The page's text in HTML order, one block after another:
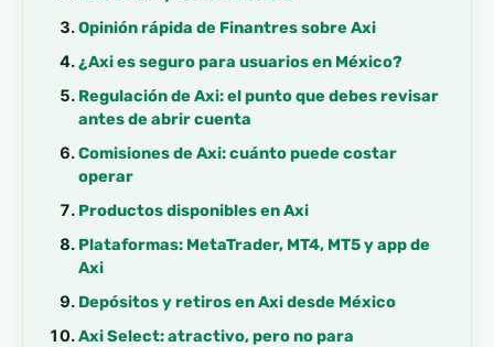
Opinión rápida de Finantres sobre Axi
¿Axi es seguro para usuarios en México?
Regulación de Axi: el punto que debes revisar
antes de abrir cuenta
Comisiones de Axi: cuánto puede costar
operar
Productos disponibles en Axi
Plataformas: MetaTrader, MT4, MT5 y app de
Axi
Depósitos y retiros en Axi desde México
Axi Select: atractivo, pero no para